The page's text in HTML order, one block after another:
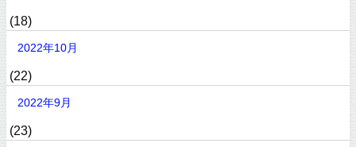
(18)
2022年10月
(22)
2022年9月
(23)